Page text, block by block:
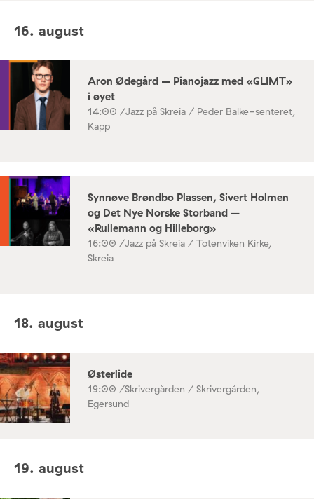
16. august
Aron Ødegård – Pianojazz med «GLIMT»
i øyet
14:00 /Jazz på Skreia / Peder Balke-senteret,
Kapp
Synnøve Brøndbo Plassen, Sivert Holmen
og Det Nye Norske Storband –
«Rullemann og Hilleborg»
16:00 /Jazz på Skreia / Totenviken Kirke,
Skreia
18. august
Østerlide
19:00 /Skrivergården / Skrivergården,
Egersund
19. august